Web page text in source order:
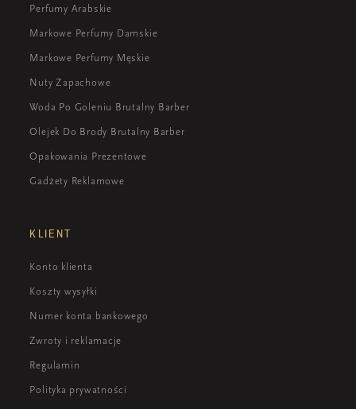
Perfumy Arabskie
Markowe Perfumy Damskie
Markowe Perfumy Męskie
Nuty Zapachowe
Woda Po Goleniu Brutalny Barber
Olejek Do Brody Brutalny Barber
Opakowania Prezentowe
Gadżety Reklamowe
KLIENT
Konto klienta
Koszty wysyłki
Numer konta bankowego
Zwroty i reklamacje
Regulamin
Polityka prywatności